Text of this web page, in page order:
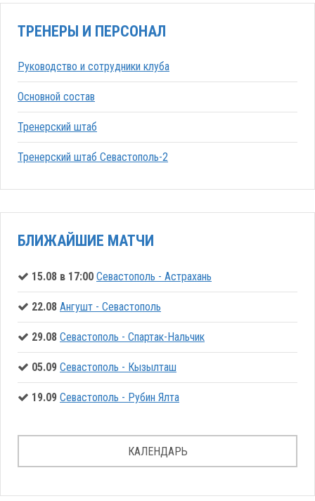
ТРЕНЕРЫ И ПЕРСОНАЛ
Руководство и сотрудники клуба
Основной состав
Тренерский штаб
Тренерский штаб Севастополь-2
БЛИЖАЙШИЕ МАТЧИ
15.08 в 17:00 Севастополь - Астрахань
22.08 Ангушт - Севастополь
29.08 Севастополь - Спартак-Нальчик
05.09 Севастополь - Кызылташ
19.09 Севастополь - Рубин Ялта
КАЛЕНДАРЬ